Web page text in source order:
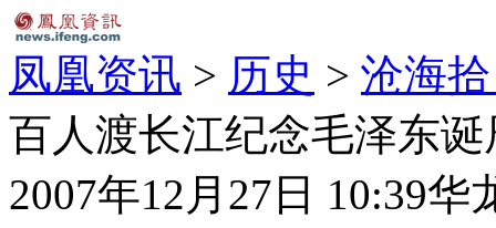
凤凰资讯 > 历史 > 沧海
百人渡长江纪念毛泽东诞
2007年12月27日 10:39华